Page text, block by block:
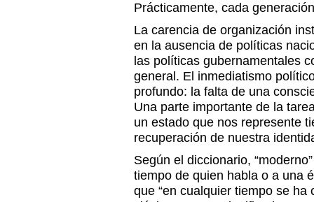
Prácticamente, cada
La carencia de organización
en la ausencia de políticas
las políticas gubernamentales
general. El inmediatismo
profundo: la falta de una
Una parte importante de la
un estado que nos represente
recuperación de nuestra
Según el diccionario,
tiempo de quien habla o a una
que “en cualquier tiempo se